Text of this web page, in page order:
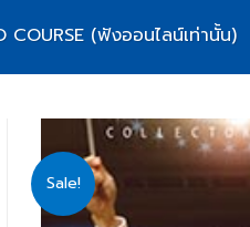
(ฟังออนไลน์เท่านั้น)
Sale!